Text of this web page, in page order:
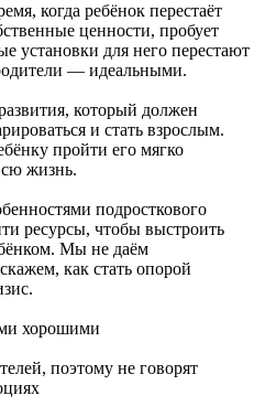
когда ребёнок перестаёт
ценности, пробует
установки для него перестают
— идеальными.
который должен
и стать взрослым.
пройти его мягко
жизнь.
подросткового
ресурсы, чтобы выстроить
Мы не даём
как стать опорой
хорошими
поэтому не говорят